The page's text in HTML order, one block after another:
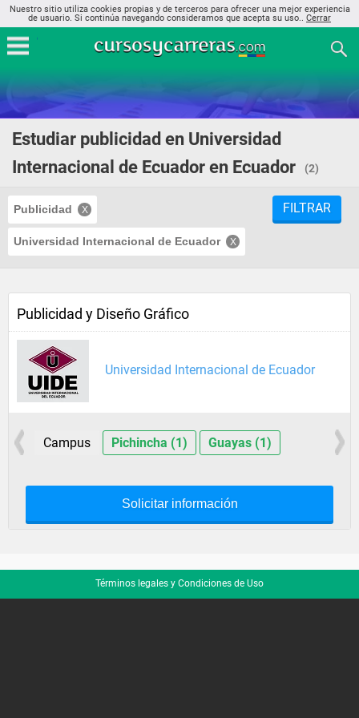
Nuestro sitio utiliza cookies propias y de terceros para ofrecer una mejor experiencia
de usuario. Si continúa navegando consideramos que acepta su uso.. Cerrar
Estudiar publicidad en Universidad
Internacional de Ecuador en Ecuador
(2)
Publicidad
Universidad Internacional de Ecuador
FILTRAR
Publicidad y Diseño Gráfico
Universidad Internacional de Ecuador
Campus Pichincha (1) Guayas (1)
Solicitar información
Términos legales y Condiciones de Uso